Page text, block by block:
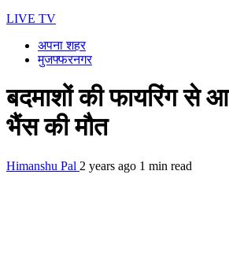
LIVE TV
अपना शहर
मुजफ्फरनगर
बदमाशों की फायरिंग से
भैंस की मौत
Himanshu Pal 2 years ago 1 min read